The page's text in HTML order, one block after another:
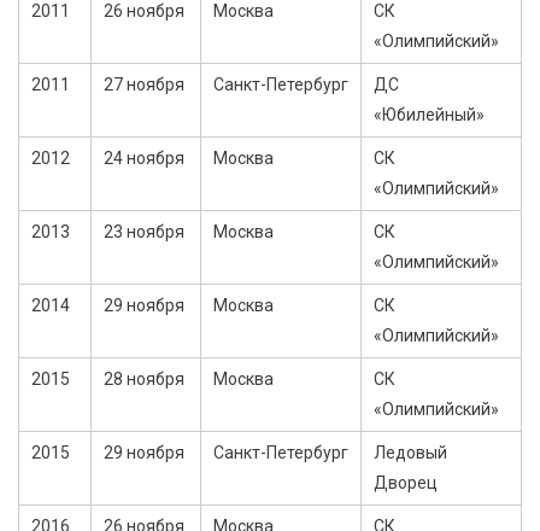
2011 26 ноября Москва
СК
«Олимпийский»
2011 27 ноября Санкт-Петербург
ДС
«Юбилейный»
2012 24 ноября Москва
СК
«Олимпийский»
2013 23 ноября Москва
СК
«Олимпийский»
2014 29 ноября Москва
СК
«Олимпийский»
2015 28 ноября Москва
СК
«Олимпийский»
2015 29 ноября Санкт-Петербург
Ледовый
Дворец
2016 26 ноября Москва СК